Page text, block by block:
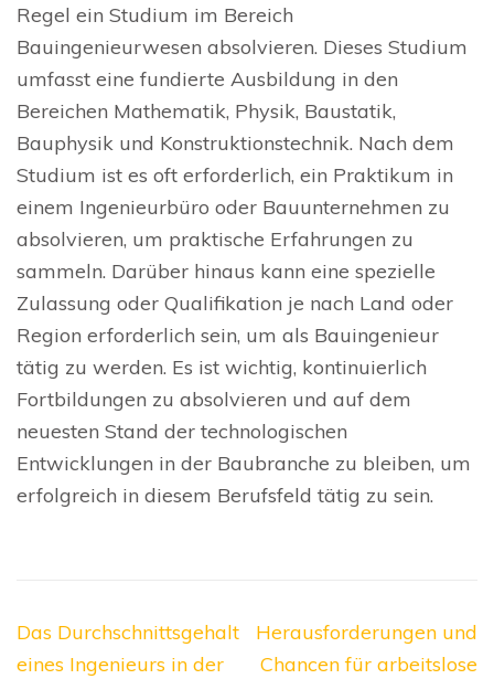
Regel ein Studium im Bereich
Bauingenieurwesen absolvieren. Dieses Studium
umfasst eine fundierte Ausbildung in den
Bereichen Mathematik, Physik, Baustatik,
Bauphysik und Konstruktionstechnik. Nach dem
Studium ist es oft erforderlich, ein Praktikum in
einem Ingenieurbüro oder Bauunternehmen zu
absolvieren, um praktische Erfahrungen zu
sammeln. Darüber hinaus kann eine spezielle
Zulassung oder Qualifikation je nach Land oder
Region erforderlich sein, um als Bauingenieur
tätig zu werden. Es ist wichtig, kontinuierlich
Fortbildungen zu absolvieren und auf dem
neuesten Stand der technologischen
Entwicklungen in der Baubranche zu bleiben, um
erfolgreich in diesem Berufsfeld tätig zu sein.
Beitragsnavigation
Das Durchschnittsgehalt
eines Ingenieurs in der
Herausforderungen und
Chancen für arbeitslose